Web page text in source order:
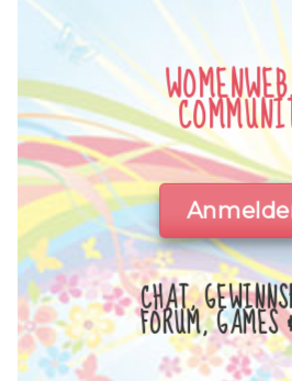
CHAT,
FORUM, GAMES